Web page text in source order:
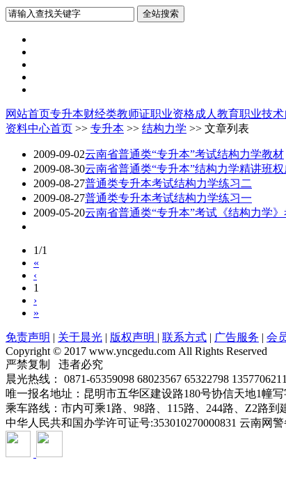
网站首页专升本财经类教师证职业资格成人教育职业技术
资料中心首页 >> 专升本 >> 结构力学 >> 文章列表
2009-09-02云南省普通类“专升本”考试结构力学教材
2009-08-30云南省普通类“专升本”结构力学精讲班
2009-08-27普通类专升本考试结构力学练习二
2009-08-27普通类专升本考试结构力学练习一
2009-05-20云南省普通类“专升本”考试《结构力学
1/1
«
‹
1
›
»
免责声明 | 关于晨光 | 版权声明 | 联系方式 | 广告服务 | 会
Copyright © 2017 www.yncgedu.com All Rights Reserved
严禁复制 违者必究
晨光热线： 0871-65359098 68023567 65322798
唯一报名地址：昆明市五华区建设路180号协信天地1幢
乘车路线：市内可乘1路、98路、115路、244路、Z2路
中华人民共和国办学许可证号:353010270000831 云南网警